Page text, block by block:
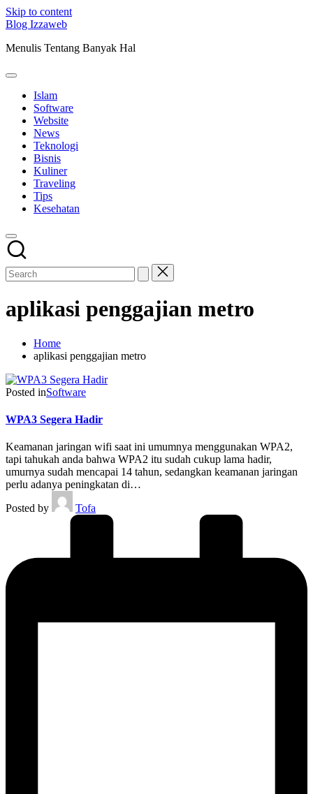
Skip to content
Blog Izzaweb
Menulis Tentang Banyak Hal
Islam
Software
Website
News
Teknologi
Bisnis
Kuliner
Traveling
Tips
Kesehatan
aplikasi penggajian metro
Home
aplikasi penggajian metro
Posted inSoftware
WPA3 Segera Hadir
Keamanan jaringan wifi saat ini umumnya menggunakan WPA2,
tapi tahukah anda bahwa WPA2 itu sudah cukup lama hadir,
umurnya sudah mencapai 14 tahun, sedangkan keamanan jaringan
perlu adanya peningkatan di…
Posted by
Tofa